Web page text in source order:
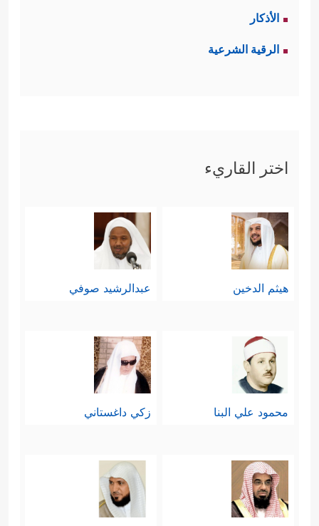
الأذكار
الرقية الشرعية
اختر القاريء
هيثم الدخين عبدالرشيد صوفي
محمود علي البنا زكي داغستاني